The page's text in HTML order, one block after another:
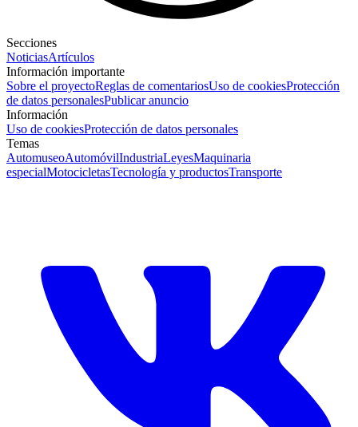
Secciones
NoticiasArtículos
Información importante
Sobre el proyectoReglas de comentariosUso de cookiesProtección
de datos personalesPublicar anuncio
Información
Uso de cookiesProtección de datos personales
Temas
AutomuseoAutomóvilIndustriaLeyesMaquinaria
especialMotocicletasTecnología y productosTransporte